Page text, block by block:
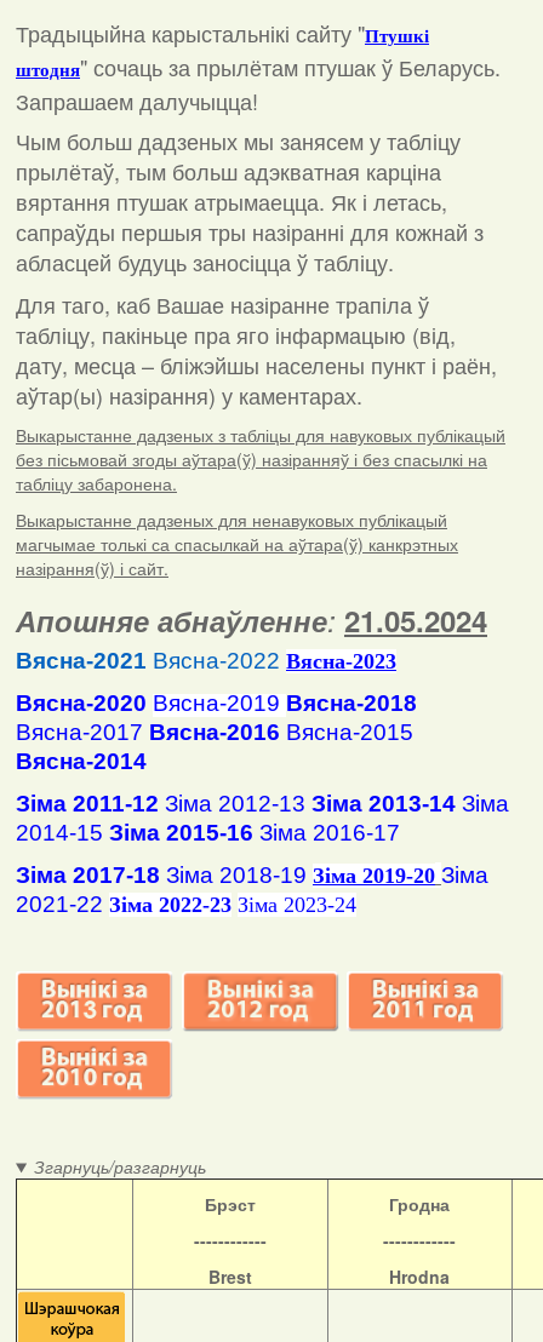
Традыцыйна карыстальнікі сайту "Птушкі
штодня"сочаць за прылётам птушак ў Беларусь.
Запрашаем далучыцца!
Чым больш дадзеных мы занясем у табліцу
прылётаў, тым больш адэкватная карціна
вяртання птушак атрымаецца. Як і летась,
сапраўды першыя тры назіранні для кожнай з
абласцей будуць заносіцца ў табліцу.
Для таго, каб Вашае назіранне трапіла ў
табліцу, пакіньце пра яго інфармацыю (від,
дату, месца – бліжэйшы населены пункт і раён,
аўтар(ы) назірання) у каментарах.
Выкарыстанне дадзеных з табліцы для навуковых публікацый
без пісьмовай згоды аўтара(ў) назіранняў і без спасылкі на
табліцу забаронена.
Выкарыстанне дадзеных для ненавуковых публікацый
магчымае толькі са спасылкай на аўтара(ў) канкрэтных
назірання(ў) і сайт.
Апошняе абнаўленне: 21.05.2024
Вясна-2021 Вясна-2022 Вясна-2023
Вясна-2020 Вясна-2019 Вясна-2018
Вясна-2017 Вясна-2016 Вясна-2015
Вясна-2014
Зіма 2011-12 Зіма 2012-13 Зіма 2013-14 Зіма
2014-15 Зіма 2015-16 Зіма 2016-17
Зіма 2017-18 Зіма 2018-19 Зіма 2019-20 Зіма
2021-22 Зіма 2022-23 Зіма 2023-24
Згарнуць/разгарнуць
Брэст
------------
Brest
Гродна
------------
Hrodna